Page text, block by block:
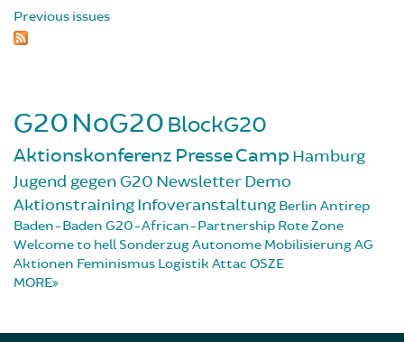
Previous issues
G20NoG20 BlockG20
Aktionskonferenz PresseCampHamburg
Jugend gegen G20 NewsletterDemo
AktionstrainingInfoveranstaltung Berlin Antirep
Baden-Baden G20-African-Partnership Rote Zone
Welcome to hellSonderzugAutonome MobilisierungAG
Aktionen Feminismus Logistik Attac OSZE
MORE